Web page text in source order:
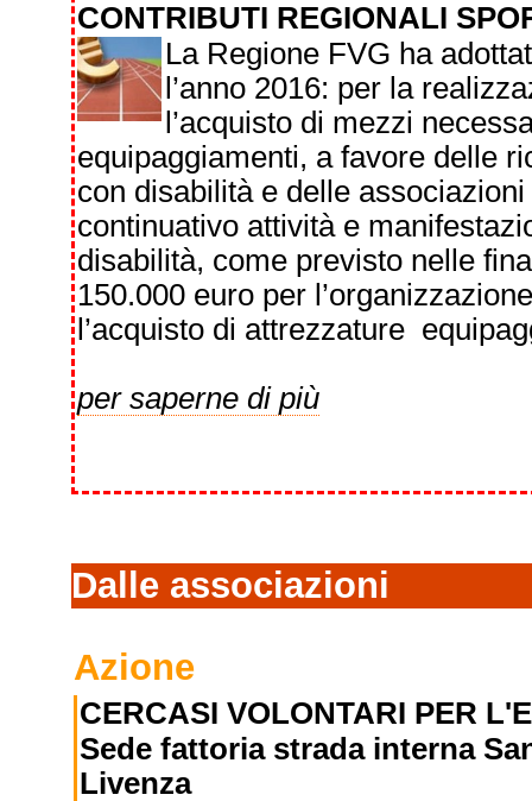
CONTRIBUTI REGIONALI
La Regione FVG ha
l’anno 2016: per la
l’acquisto di mezzi
equipaggiamenti, a favore delle
con disabilità e delle
continuativo attività e
disabilità, come previsto nelle
150.000 euro per
l’acquisto di attrezzature
per saperne di più
Dalle associazioni
Azione
CERCASI VOLONTARI PER
Sede fattoria strada interna
Livenza